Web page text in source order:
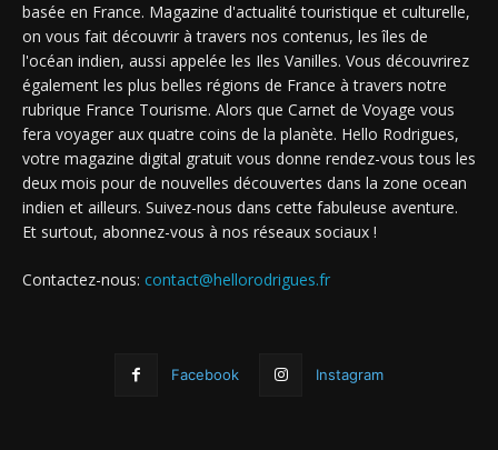
basée en France. Magazine d'actualité touristique et culturelle,
on vous fait découvrir à travers nos contenus, les îles de
l'océan indien, aussi appelée les Iles Vanilles. Vous découvrirez
également les plus belles régions de France à travers notre
rubrique France Tourisme. Alors que Carnet de Voyage vous
fera voyager aux quatre coins de la planète. Hello Rodrigues,
votre magazine digital gratuit vous donne rendez-vous tous les
deux mois pour de nouvelles découvertes dans la zone ocean
indien et ailleurs. Suivez-nous dans cette fabuleuse aventure.
Et surtout, abonnez-vous à nos réseaux sociaux !
Contactez-nous: contact@hellorodrigues.fr
Facebook Instagram